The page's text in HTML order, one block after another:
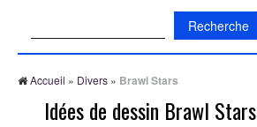
Accueil » Divers » Brawl Stars
Idées de dessin Brawl Stars